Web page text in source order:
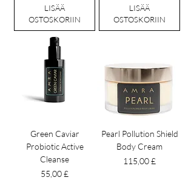
LISÄÄ
OSTOSKORIIN
LISÄÄ
OSTOSKORIIN
Green Caviar
Probiotic Active
Cleanse
Hinta
55,00 £
Pearl Pollution Shield
Body Cream
Hinta
115,00 £